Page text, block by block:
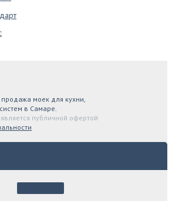
моек для кухни,
в Самаре.
публичной офертой